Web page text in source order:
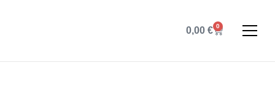
0,00€ 0